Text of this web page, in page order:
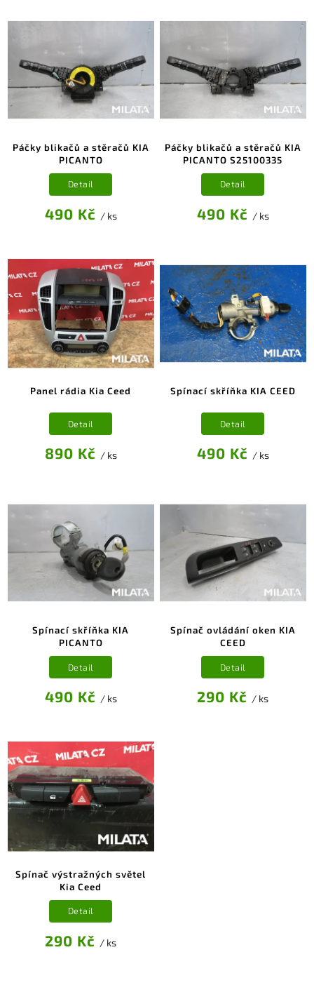
Páčky blikačů a stěračů KIA
PICANTO
490 Kč / ks
Detail
Páčky blikačů a stěračů KIA
PICANTO S25100335
490 Kč / ks
Detail
Panel rádia Kia Ceed
890 Kč / ks
Detail
Spínací skříňka KIA CEED
490 Kč / ks
Detail
Spínací skříňka KIA
PICANTO
490 Kč / ks
Detail
Spínač ovládání oken KIA
CEED
290 Kč / ks
Detail
Spínač výstražných světel
Kia Ceed
290 Kč / ks
Detail